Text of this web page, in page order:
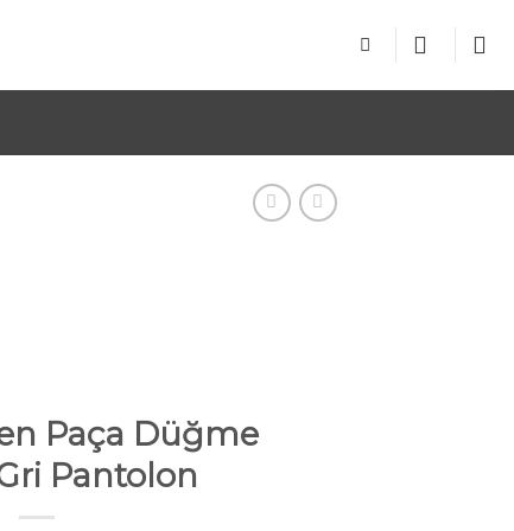
Paça Düğme
Pantolon